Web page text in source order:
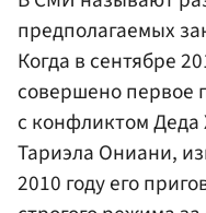
предполагаемых
Когда в сентябре
совершено первое
с конфликтом Деда
Тариэла Ониани,
2010 году его